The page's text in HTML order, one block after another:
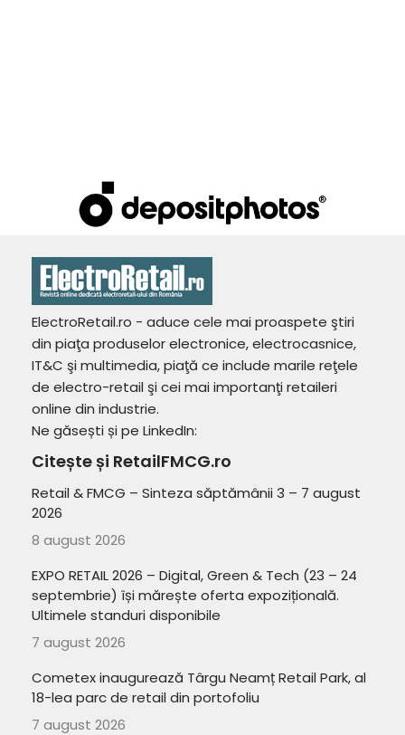
ElectroRetail.ro - aduce cele mai proaspete ştiri
din piaţa produselor electronice, electrocasnice,
IT&C şi multimedia, piaţă ce include marile reţele
de electro-retail şi cei mai importanţi retaileri
online din industrie.
Ne găsești și pe LinkedIn:
Citește și RetailFMCG.ro
Retail & FMCG – Sinteza săptămânii 3 – 7 august
2026
8 august 2026
EXPO RETAIL 2026 – Digital, Green & Tech (23 – 24
septembrie) își mărește oferta expozițională.
Ultimele standuri disponibile
7 august 2026
Cometex inaugurează Târgu Neamț Retail Park, al
18-lea parc de retail din portofoliu
7 august 2026